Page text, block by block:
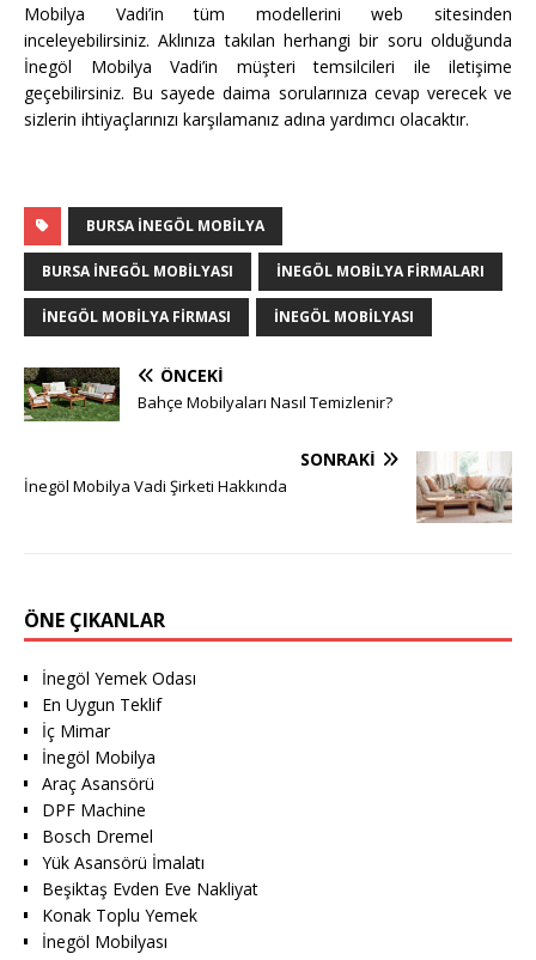
Mobilya Vadi’in tüm modellerini web sitesinden
inceleyebilirsiniz. Aklınıza takılan herhangi bir soru olduğunda
İnegöl Mobilya Vadi’in müşteri temsilcileri ile iletişime
geçebilirsiniz. Bu sayede daima sorularınıza cevap verecek ve
sizlerin ihtiyaçlarınızı karşılamanız adına yardımcı olacaktır.
BURSA INEGÖL MOBILYA
BURSA INEGÖL MOBILYASI İNEGÖL MOBILYA FIRMALARI
İNEGÖL MOBILYA FIRMASI İNEGÖL MOBILYASI
ÖNCEKI
Bahçe Mobilyaları Nasıl Temizlenir?
SONRAKI
İnegöl Mobilya Vadi Şirketi Hakkında
ÖNE ÇIKANLAR
İnegöl Yemek Odası
En Uygun Teklif
İç Mimar
İnegöl Mobilya
Araç Asansörü
DPF Machine
Bosch Dremel
Yük Asansörü İmalatı
Beşiktaş Evden Eve Nakliyat
Konak Toplu Yemek
İnegöl Mobilyası